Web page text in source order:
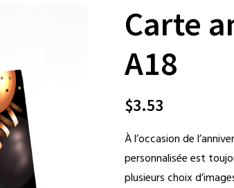
Carte
A18
$3.53
À l’occasion de
personnalisée est
plusieurs choix